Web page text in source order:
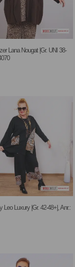
Lana Nougat |Gr. UNI 38-
Leo Luxury |Gr. 42-48+|, Anr.: